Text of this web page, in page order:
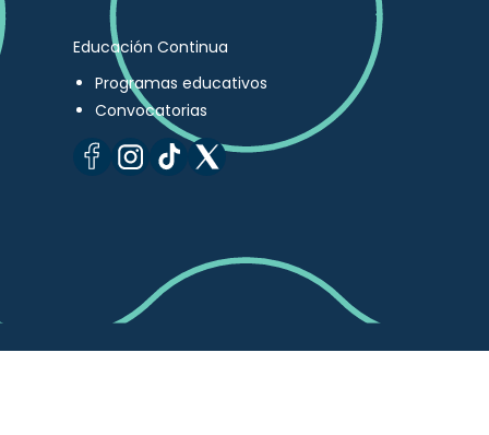
Educación Continua
Programas educativos
Convocatorias